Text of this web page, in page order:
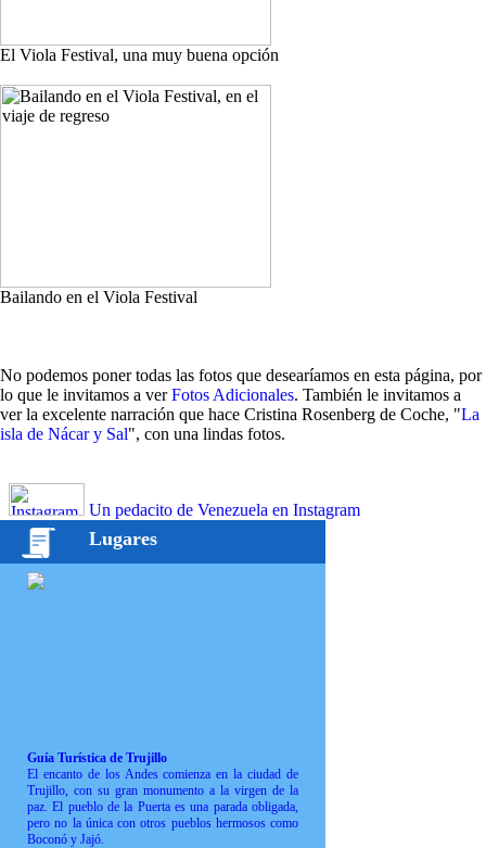
El Viola Festival, una muy buena opción
Bailando en el Viola Festival
No podemos poner todas las fotos que desearíamos en esta página, por
lo que le invitamos a verFotos Adicionales. También le invitamos a
ver la excelente narración que hace Cristina Rosenberg de Coche, "La
isla de Nácar y Sal", con una lindas fotos.
Un pedacito de Venezuela en Instagram
Lugares
Guía Turística de Trujillo
El encanto de los Andes comienza en la ciudad de
Trujillo, con su gran monumento a la virgen de la
paz. El pueblo de la Puerta es una parada obligada,
pero no la única con otros pueblos hermosos como
Boconó y Jajó.